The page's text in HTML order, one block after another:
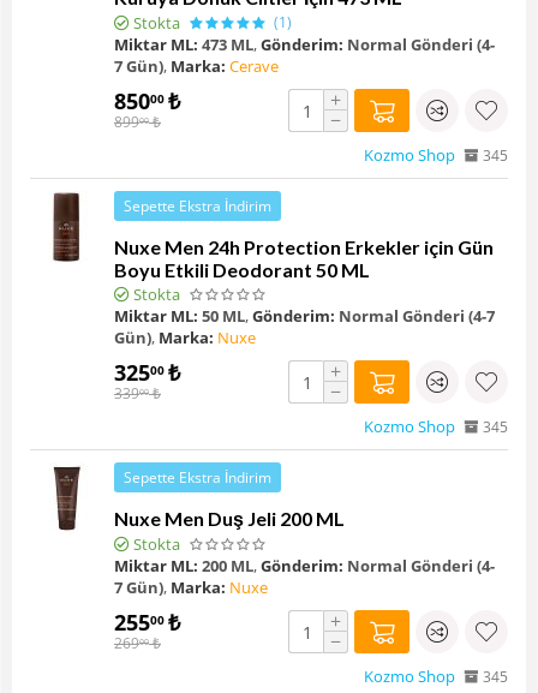
Stokta (1)
Miktar ML: 473 ML,Gönderim: Normal Gönderi (4-
7 Gün), Marka: Cerave
85000 ₺
89900 ₺
+
−
Kozmo Shop 345
Sepette Ekstra İndirim
Nuxe Men 24h Protection Erkekler için Gün
Boyu Etkili Deodorant 50 ML
Stokta
Miktar ML: 50 ML,Gönderim: Normal Gönderi (4-7
Gün), Marka: Nuxe
32500 ₺
33900 ₺
+
−
Kozmo Shop 345
Sepette Ekstra İndirim
Nuxe Men Duş Jeli 200 ML
Stokta
Miktar ML: 200 ML,Gönderim: Normal Gönderi (4-
7 Gün), Marka: Nuxe
25500 ₺
26900 ₺
+
−
Kozmo Shop 345